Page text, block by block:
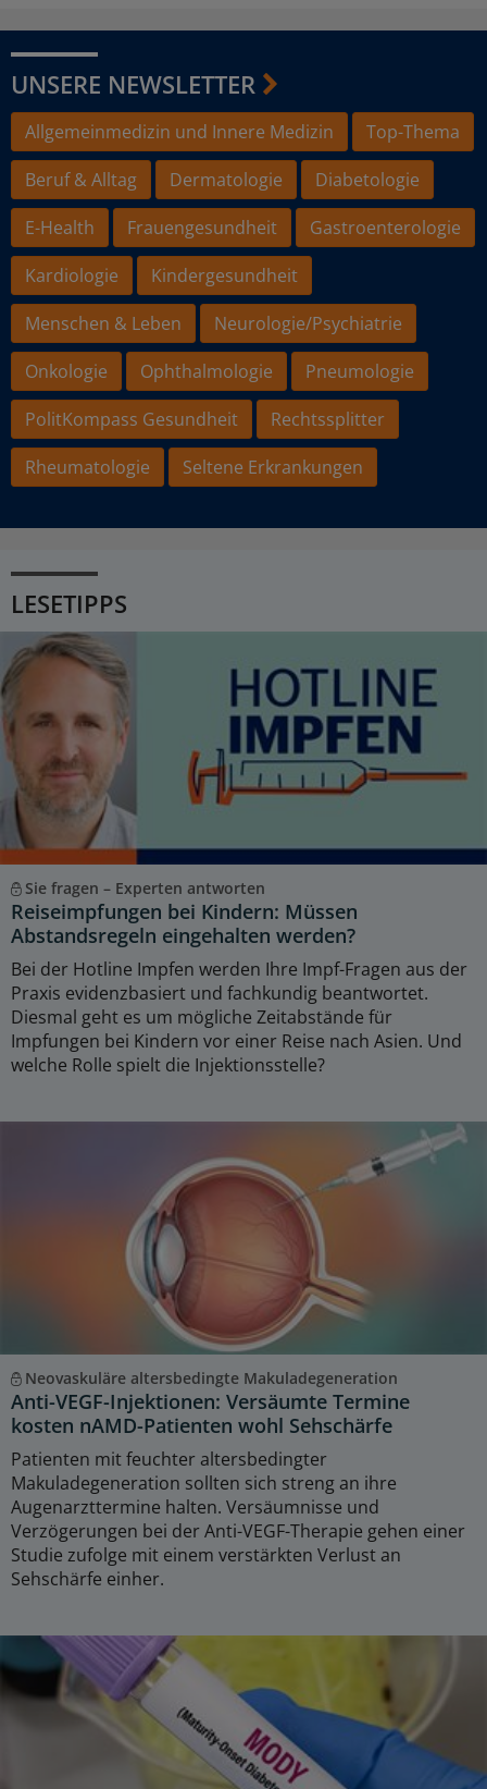
UNSERE NEWSLETTER
Allgemeinmedizin und Innere Medizin
Top-Thema
Beruf & Alltag
Dermatologie
Diabetologie
E-Health
Frauengesundheit
Gastroenterologie
Kardiologie
Kindergesundheit
Menschen & Leben
Neurologie/Psychiatrie
Onkologie
Ophthalmologie
Pneumologie
PolitKompass Gesundheit
Rechtssplitter
Rheumatologie
Seltene Erkrankungen
LESETIPPS
Sie fragen – Experten antworten
Reiseimpfungen bei Kindern: Müssen
Abstandsregeln eingehalten werden?
Bei der Hotline Impfen werden Ihre Impf-Fragen aus der
Praxis evidenzbasiert und fachkundig beantwortet.
Diesmal geht es um mögliche Zeitabstände für
Impfungen bei Kindern vor einer Reise nach Asien. Und
welche Rolle spielt die Injektionsstelle?
Neovaskuläre altersbedingte Makuladegeneration
Anti-VEGF-Injektionen: Versäumte Termine
kosten nAMD-Patienten wohl Sehschärfe
Patienten mit feuchter altersbedingter
Makuladegeneration sollten sich streng an ihre
Augenarzttermine halten. Versäumnisse und
Verzögerungen bei der Anti-VEGF-Therapie gehen einer
Studie zufolge mit einem verstärkten Verlust an
Sehschärfe einher.